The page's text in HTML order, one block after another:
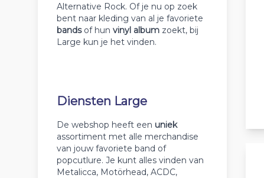
Alternative Rock. Of je nu op zoek
bent naar kleding van al je favoriete
bands of hun vinyl album zoekt, bij
Large kun je het vinden.
Diensten Large
De webshop heeft een uniek
assortiment met alle merchandise
van jouw favoriete band of
popcutlure. Je kunt alles vinden van
Metalicca, Motörhead, ACDC,